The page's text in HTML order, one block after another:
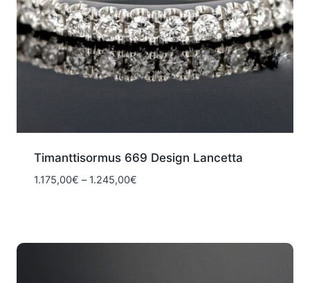
Timanttisormus 669 Design Lancetta
1.175,00€ – 1.245,00€Hintaluokka: